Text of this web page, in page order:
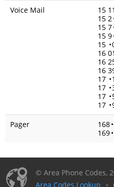
Voice Mail
15
15 2
15 7
15 9
15 •
16
16
16
17 •
17 •
17 •
17 •
Pager
168•
169•
© Area Phone Codes,
Area Codes Lookup